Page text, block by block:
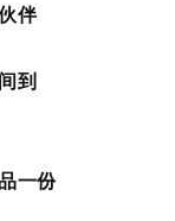
伴
到
一份